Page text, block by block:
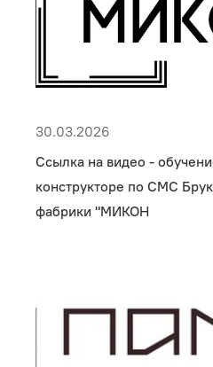
30.03.2026
Ссылка на видео -
конструкторе по СМС
фабрики "МИКОН